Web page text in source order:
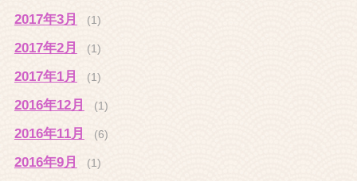
2017年3月 (1)
2017年2月 (1)
2017年1月 (1)
2016年12月 (1)
2016年11月 (6)
2016年9月 (1)